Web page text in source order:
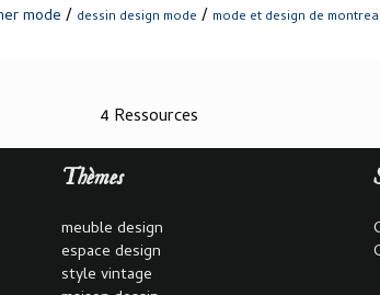
mode / dessin design mode / mode et design de
4 Ressources
Thèmes
meuble design
espace design
style vintage